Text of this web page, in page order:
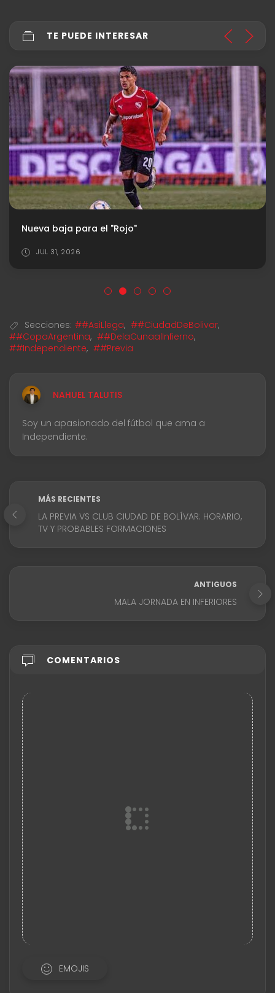
TE PUEDE INTERESAR
Nueva baja para el "Rojo"
JUL 31, 2026
Secciones: ##AsiLlega, ##CiudadDeBolivar,
##CopaArgentina, ##DelaCunaalInfierno,
##Independiente, ##Previa
NAHUEL TALUTIS
Soy un apasionado del fútbol que ama a
Independiente.
MÁS RECIENTES
LA PREVIA VS CLUB CIUDAD DE BOLÍVAR: HORARIO,
TV Y PROBABLES FORMACIONES
ANTIGUOS
MALA JORNADA EN INFERIORES
COMENTARIOS
EMOJIS